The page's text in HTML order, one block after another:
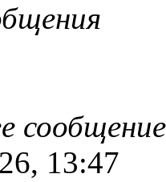
сообщение
13:47